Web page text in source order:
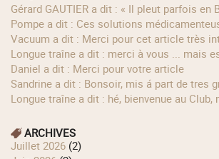
Gérard GAUTIER a dit : « Il pleut parfois en
Pompe a dit : Ces solutions
Vacuum a dit : Merci pour cet article très
longue traîne a dit : merci à vous ... mais
Daniel a dit : Merci pour votre article
Sandrine a dit : Bonsoir, mis á part de tres
longue traîne a dit : hé, bienvenue au Club,
ARCHIVES
juillet 2026 (2)